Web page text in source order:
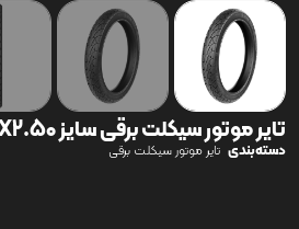
تایر موتور سیکلت برقی سایز 18X2.50
دسته‌بندی تایر موتور سیکلت برقی